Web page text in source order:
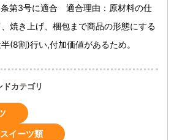
第3号に適合 適合理由：原材料の仕
焼き上げ、梱包まで商品の形態にする
(8割)行い,付加価値があるため。
カテゴリ
イーツ類